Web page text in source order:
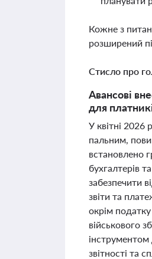
Кожне з
розширений
Стисло про
Авансові
для
У квітні 2026
пальним,
встановлено
бухгалтерів
забезпечити
звіти та
окрім
військового
інструментом
звітності та